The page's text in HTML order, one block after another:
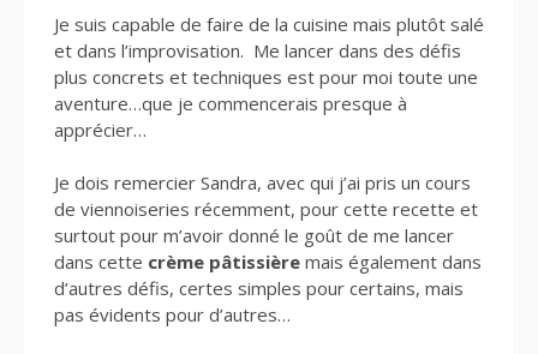
Je suis capable de faire de la cuisine mais plutôt salé
et dans l’improvisation. Me lancer dans des défis
plus concrets et techniques est pour moi toute une
aventure…que je commencerais presque à
apprécier…
Je dois remercier Sandra, avec qui j’ai pris un cours
de viennoiseries récemment, pour cette recette et
surtout pour m’avoir donné le goût de me lancer
dans cette crème pâtissière mais également dans
d’autres défis, certes simples pour certains, mais
pas évidents pour d’autres…